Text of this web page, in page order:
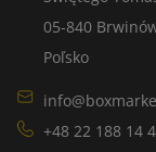
Možno ich tlačiť
vďaka čomu sú
praktickosť a
05-840
Poľsko
+48 22 188 14